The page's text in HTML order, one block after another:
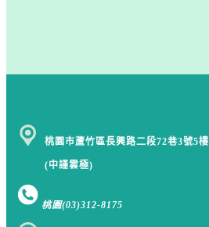
桃園市蘆竹區長興路二段72巷3號5樓
(中謹雲極)
桃園(03)312-8175